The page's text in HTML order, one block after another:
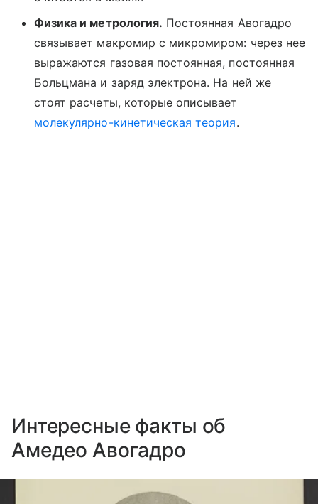
Физика и метрология. Постоянная Авогадро
связывает макромир с микромиром: через нее
выражаются газовая постоянная, постоянная
Больцмана и заряд электрона. На ней же
стоят расчеты, которые описывает
молекулярно-кинетическая теория.
Интересные факты об
Амедео Авогадро